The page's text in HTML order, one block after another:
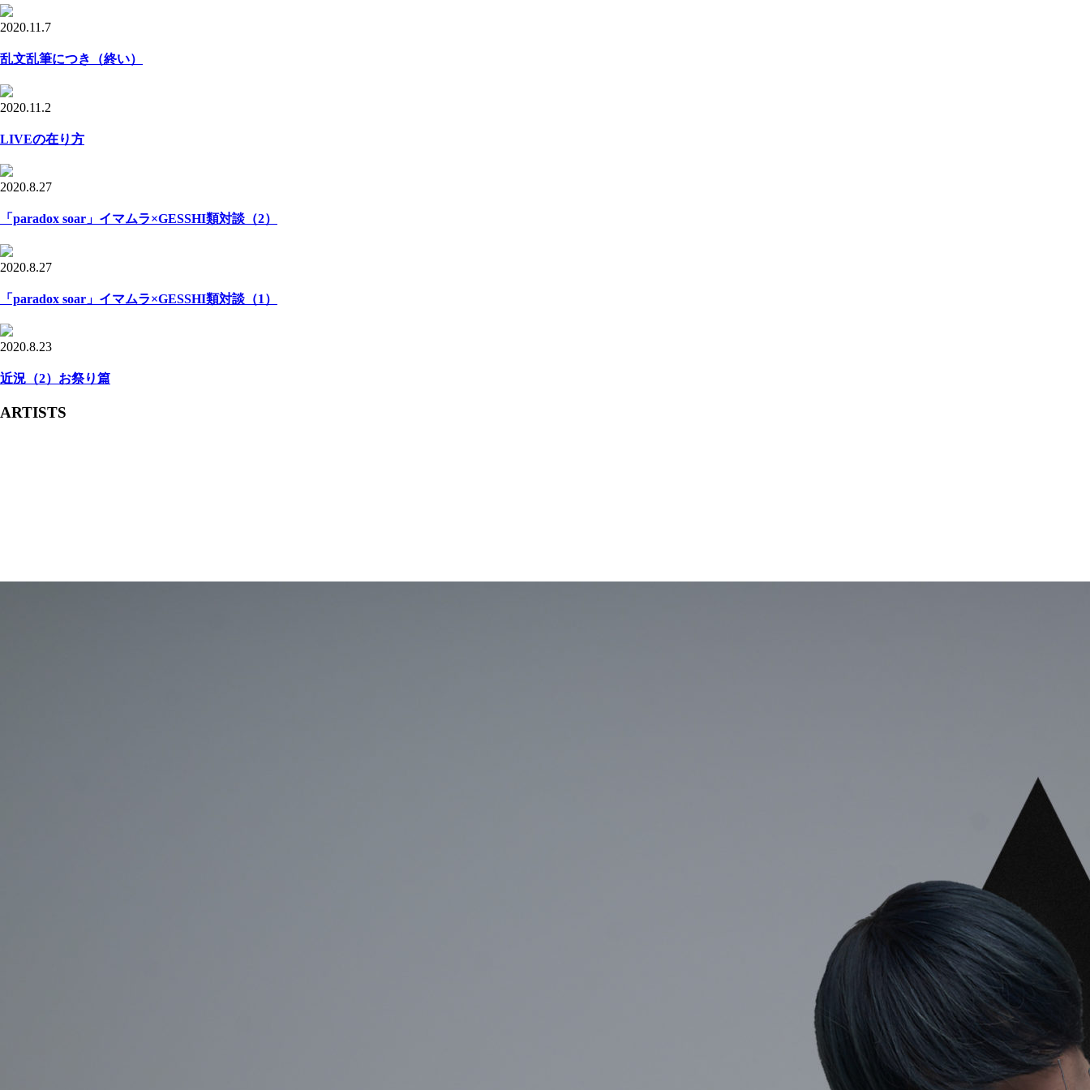
2020.11.7
乱文乱筆につき（終い）
2020.11.2
LIVEの在り方
2020.8.27
「paradox soar」イマムラ×GESSHI類対談（2）
2020.8.27
「paradox soar」イマムラ×GESSHI類対談（1）
2020.8.23
近況（2）お祭り篇
ARTISTS